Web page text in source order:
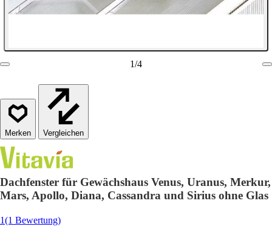
1/4
Vergleichen
Dachfenster für Gewächshaus Venus, Uranus, Merkur,
Mars, Apollo, Diana, Cassandra und Sirius ohne Glas
1(1 Bewertung)